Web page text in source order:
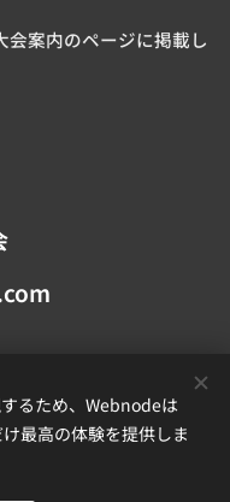
内のページに掲載し
るため、Webnodeは
最高の体験を提供しま